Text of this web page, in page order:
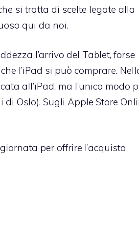
si tratta di scelte legate alla
qui da noi.
l’arrivo del Tablet, forse
l’iPad si può comprare.
all’iPad, ma l’unico modo
di Oslo). Sugli Apple Store
per offrire l’acquisto